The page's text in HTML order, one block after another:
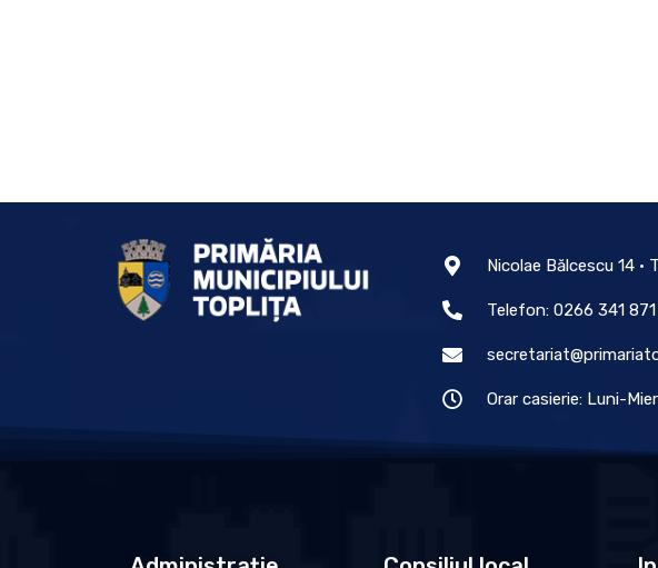
Nicolae Bălcescu 14 •
Telefon: 0266 341
Orar casierie: Luni-